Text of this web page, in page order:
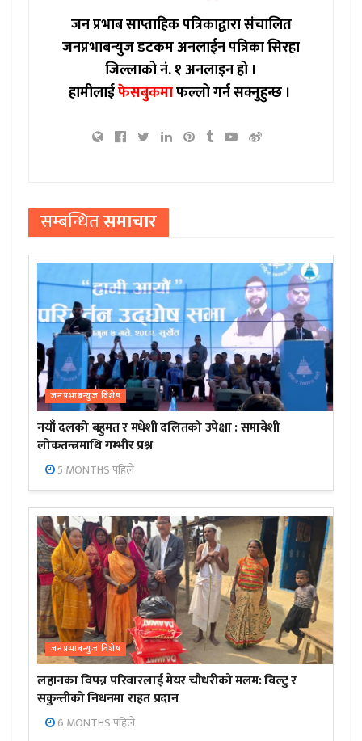
जन प्रभाब साप्ताहिक पत्रिकाद्वारा संचालित
जनप्रभाबन्युज डटकम अनलाईन पत्रिका सिरहा
जिल्लाको नं. १ अनलाइन हो ।
हामीलाईफेसबुकमाफल्लो गर्न सक्नुहुन्छ ।
सम्बन्धितसमाचार
जनप्रभाबन्युज विशेष
नयाँ दलको बहुमत र मधेशी दलितको उपेक्षा : समावेशी
लोकतन्त्रमाथि गम्भीर प्रश्न
5 MONTHS पहिले
जनप्रभाबन्युज विशेष
लहानका विपन्न परिवारलाई मेयर चौधरीको मलम: विल्टु र
सकुन्तीको निधनमा राहत प्रदान
6 MONTHS पहिले